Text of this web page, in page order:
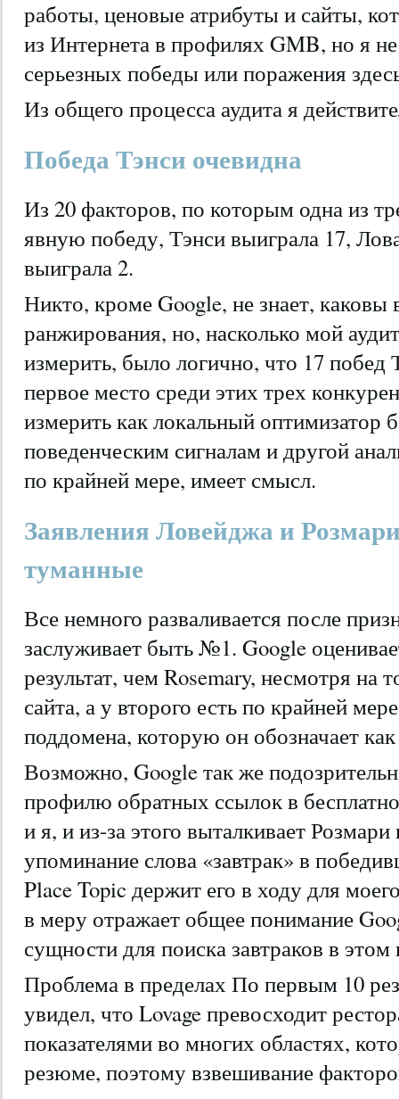
работы, ценовые атрибуты и сайты,
из Интернета в профилях GMB, но я
серьезных победы или поражения
Из общего процесса аудита я
Победа Тэнси очевидна
Из 20 факторов, по которым одна из
явную победу, Тэнси выиграла 17,
выиграла 2.
Никто, кроме Google, не знает,
ранжирования, но, насколько мой
измерить, было логично, что 17 побед
первое место среди этих трех
измерить как локальный оптимизатор
поведенческим сигналам и другой
по крайней мере, имеет смысл.
Заявления Ловейджа и
туманные
Все немного разваливается после
заслуживает быть №1. Google
результат, чем Rosemary, несмотря на
сайта, а у второго есть по крайней
поддомена, которую он обозначает
Возможно, Google так же
профилю обратных ссылок в
и я, и из-за этого выталкивает
упоминание слова «завтрак» в
Place Topic держит его в ходу для
в меру отражает общее понимание
сущности для поиска завтраков в этом
Проблема в пределах По первым 10
увидел, что Lovage превосходит
показателями во многих областях,
резюме, поэтому взвешивание